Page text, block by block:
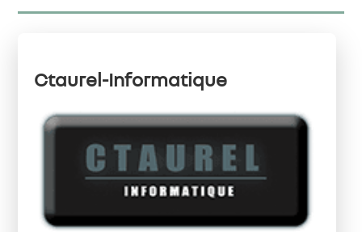
Ctaurel-Informatique